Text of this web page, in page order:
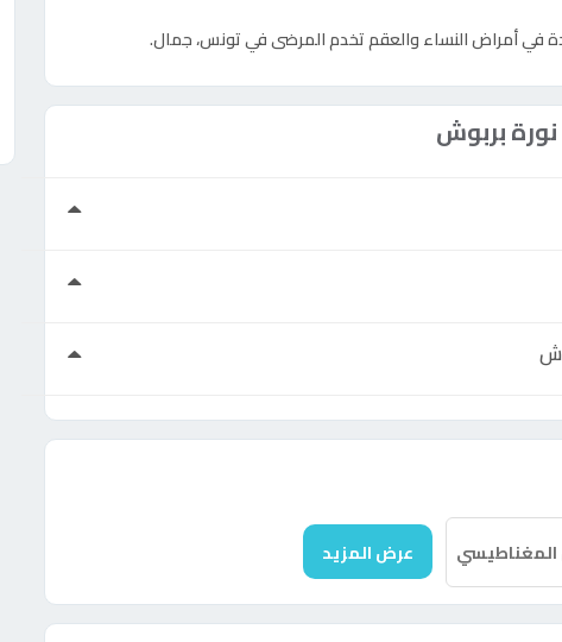
في أمراض النساء والعقم تخدم المرضى في تونس، جمال.
نورة بربوش
المغناطيسي عرض المزيد